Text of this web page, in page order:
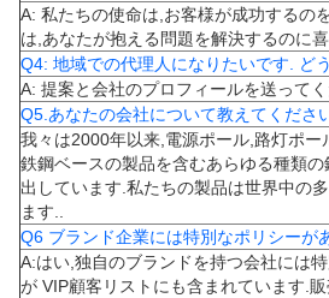
A: 私たちの使命は,お客様が成功するの
は,あなたが抱える問題を解決するのに
Q4: 地域での代理人になりたいです. ど
A: 提案と会社のプロフィールを送ってく
Q5.あなたの会社について教えてくださ
我々は2000年以来,電源ポール,路灯ポー
鉄鋼ベースの製品を含むあらゆる種類
出しています.私たちの製品は世界中の
ます..
Q6 ブランド企業には特別なポリシーが
A:はい,独自のブランドを持つ会社には
が VIP顧客リストにも含まれています.